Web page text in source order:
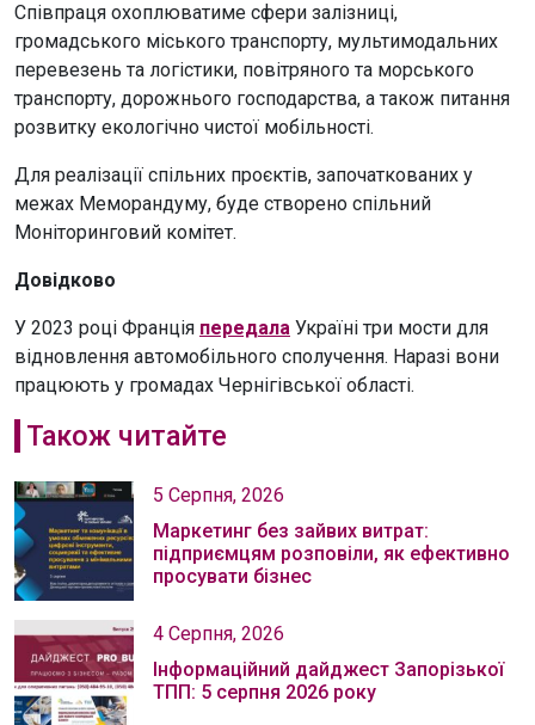
Співпраця охоплюватиме сфери залізниці,
громадського міського транспорту, мультимодальних
перевезень та логістики, повітряного та морського
транспорту, дорожнього господарства, а також питання
розвитку екологічно чистої мобільності.
Для реалізації спільних проєктів, започаткованих у
межах Меморандуму, буде створено спільний
Моніторинговий комітет.
Довідково
У 2023 році Франція передала Україні три мости для
відновлення автомобільного сполучення. Наразі вони
працюють у громадах Чернігівської області.
Також читайте
5 Серпня, 2026
Маркетинг без зайвих витрат:
підприємцям розповіли, як ефективно
просувати бізнес
4 Серпня, 2026
Інформаційний дайджест Запорізької
ТПП: 5 серпня 2026 року